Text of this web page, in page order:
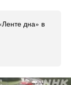
дна» в